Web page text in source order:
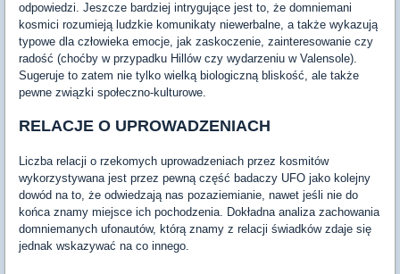
odpowiedzi. Jeszcze bardziej intrygujące jest to, że domniemani
kosmici rozumieją ludzkie komunikaty niewerbalne, a także wykazują
typowe dla człowieka emocje, jak zaskoczenie, zainteresowanie czy
radość (choćby w przypadku Hillów czy wydarzeniu w Valensole).
Sugeruje to zatem nie tylko wielką biologiczną bliskość, ale także
pewne związki społeczno-kulturowe.
RELACJE O UPROWADZENIACH
Liczba relacji o rzekomych uprowadzeniach przez kosmitów
wykorzystywana jest przez pewną część badaczy UFO jako kolejny
dowód na to, że odwiedzają nas pozaziemianie, nawet jeśli nie do
końca znamy miejsce ich pochodzenia. Dokładna analiza zachowania
domniemanych ufonautów, którą znamy z relacji świadków zdaje się
jednak wskazywać na co innego.